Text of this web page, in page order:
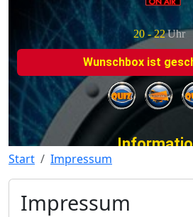
Start Impressum
Impressum